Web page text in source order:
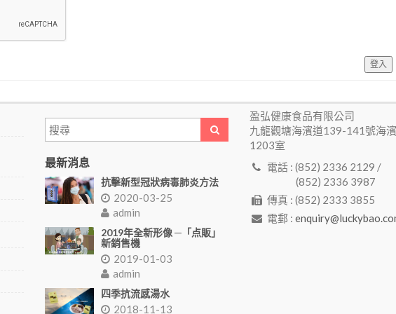
登入
最新消息
抗擊新型冠狀病毒肺炎方法
2020-03-25
admin
2019年全新形像 ─「点販」
新銷售機
2019-01-03
admin
四季抗流感湯水
2018-11-13
盈弘健康食品有限公司
九龍觀塘海濱道139-141號海
1203室
電話 : (852) 2336 2129 /
(852) 2336 3987
傳真 : (852) 2333 3855
電郵 :